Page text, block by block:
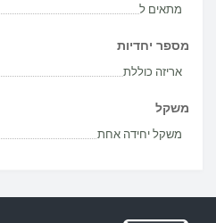
מתאים ל
מספר יחדיות
אריזה כוללת
משקל
משקל יחידה אחת